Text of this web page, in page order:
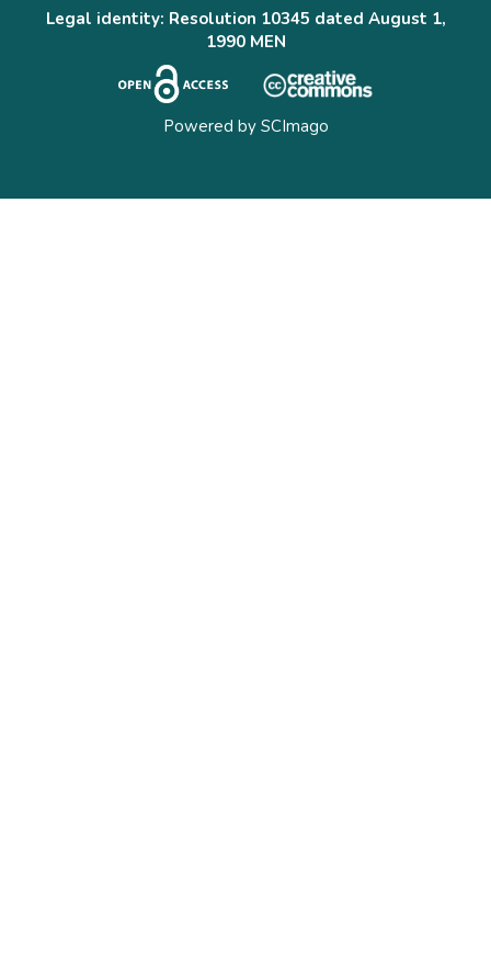
Legal identity: Resolution 10345 dated August 1,
1990 MEN
Powered by SCImago